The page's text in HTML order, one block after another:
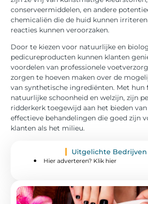
conserveermiddelen, en andere
chemicaliën die de huid kunnen
reacties kunnen veroorzaken.
Door te kiezen voor natuurlijke en
pedicureproducten kunnen klanten
voordelen van professionele
zorgen te hoeven maken over de
van synthetische ingrediënten. Met hun
natuurlijke schoonheid en welzijn, zijn
ridderkerk toegewijd aan het bieden
effectieve behandelingen die goed zijn
klanten als het milieu.
Uitgelichte Bedrijven
Hier adverteren? Klik hier